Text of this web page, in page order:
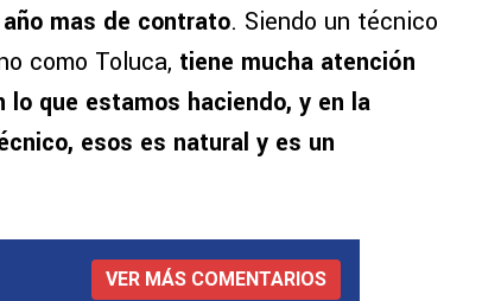
mas de contrato. Siendo un técnico
como Toluca, tiene mucha atención
que estamos haciendo, y en la
esos es natural y es un
VER MÁS COMENTARIOS